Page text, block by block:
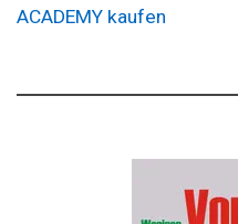
ACADEMY kaufen